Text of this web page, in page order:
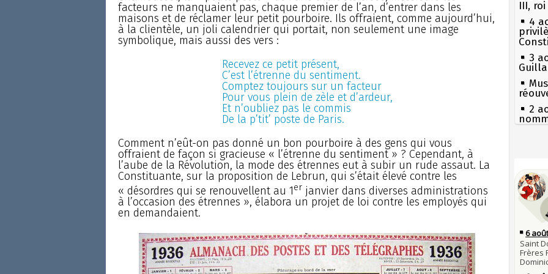
facteurs ne manquaient pas, chaque premier de l’an, d’entrer dans les
maisons et de réclamer leur petit pourboire. Ils offraient, comme aujourd’hui,
à la clientèle, un joli calendrier qui portait, non seulement une image
symbolique, mais aussi des vers :
Recevez ce petit présent,
C’est l’étrenne du sentiment.
Comptez toujours sur un facteur
Pour vous plein de zèle et d’ardeur,
Et n’oubliez pas le commis
De la p’tit’ poste de Paris.
Comment n’eût-on pas donné un bon pourboire à des gens qui vous
offraient de façon si gracieuse « l’étrenne du sentiment » ? Cependant, à
l’aube de la Révolution, la mode des étrennes eut à subir un rude assaut. La
Constituante, sur la proposition de Lebrun, qui s’était élevé contre les
« désordres qui se renouvellent au 1er janvier dans diverses administrations
à l’occasion des étrennes », élabora un projet de loi contre les employés qui
en demandaient.
III,
4
3
2
31
les
en
29
la
28
27